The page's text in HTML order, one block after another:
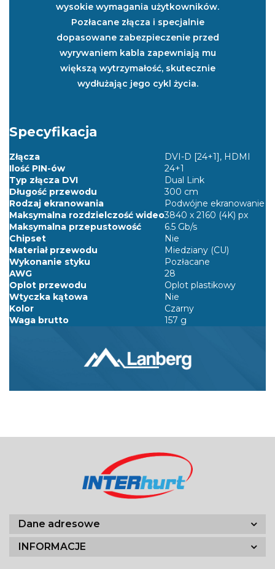
wysokie wymagania użytkowników.
Pozłacane złącza i specjalnie
dopasowane zabezpieczenie przed
wyrywaniem kabla zapewniają mu
większą wytrzymałość, skutecznie
wydłużając jego cykl życia.
Specyfikacja
Złącza
DVI-D [24+1], HDMI
Ilość PIN-ów
24+1
Typ złącza DVI
Dual Link
Długość przewodu
300 cm
Rodzaj ekranowania
Podwójne ekranowanie
Maksymalna rozdzielczość wideo3840 x 2160 (4K) px
Maksymalna przepustowość
6.5 Gb/s
Chipset
Nie
Materiał przewodu
Miedziany (CU)
Wykonanie styku
Pozłacane
AWG
28
Oplot przewodu
Oplot plastikowy
Wtyczka kątowa
Nie
Kolor
Czarny
Waga brutto
157 g
Dane adresowe
INFORMACJE